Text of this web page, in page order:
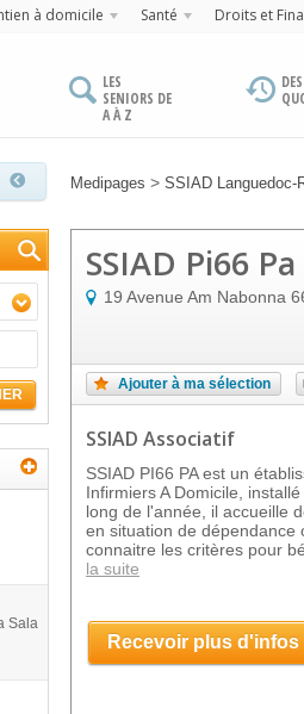
à domicile Santé Droits et
LES
SENIORS DE
A À Z
Medipages > SSIAD Languedoc-
Sala
SSIAD Pi66 Pa
19 Avenue Am Nabonna
Ajouter à ma sélection
SSIAD Associatif
SSIAD PI66 PA est un
Infirmiers A Domicile,
long de l'année, il accueille
en situation de dépendance
connaitre les critères pour
la suite
Recevoir plus d'infos